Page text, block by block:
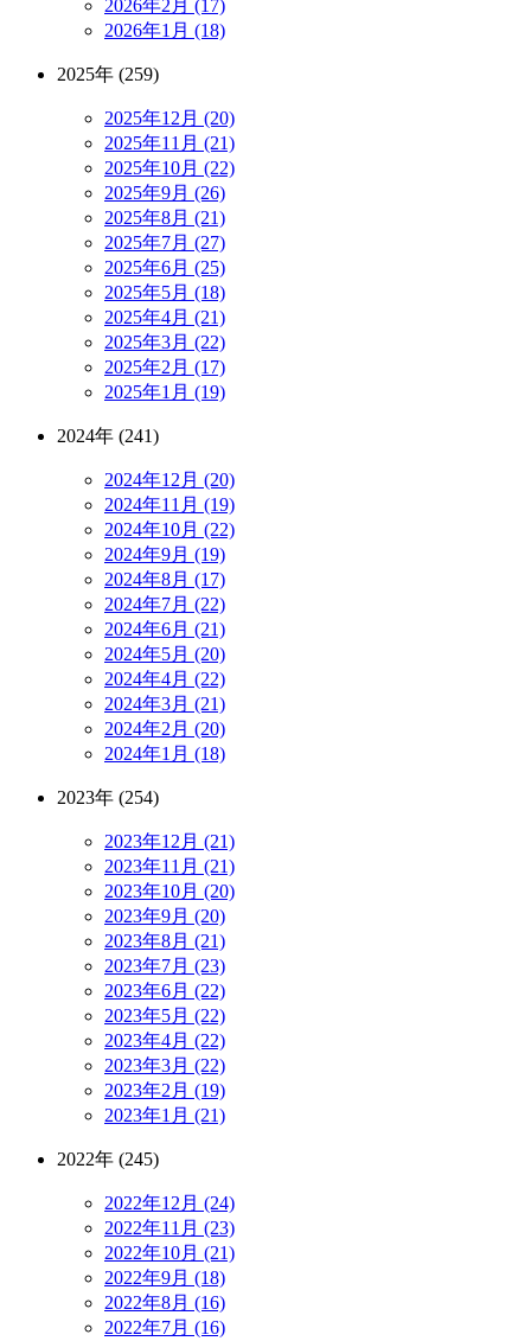
2026年2月 (17)
2026年1月 (18)
2025年 (259)
2025年12月 (20)
2025年11月 (21)
2025年10月 (22)
2025年9月 (26)
2025年8月 (21)
2025年7月 (27)
2025年6月 (25)
2025年5月 (18)
2025年4月 (21)
2025年3月 (22)
2025年2月 (17)
2025年1月 (19)
2024年 (241)
2024年12月 (20)
2024年11月 (19)
2024年10月 (22)
2024年9月 (19)
2024年8月 (17)
2024年7月 (22)
2024年6月 (21)
2024年5月 (20)
2024年4月 (22)
2024年3月 (21)
2024年2月 (20)
2024年1月 (18)
2023年 (254)
2023年12月 (21)
2023年11月 (21)
2023年10月 (20)
2023年9月 (20)
2023年8月 (21)
2023年7月 (23)
2023年6月 (22)
2023年5月 (22)
2023年4月 (22)
2023年3月 (22)
2023年2月 (19)
2023年1月 (21)
2022年 (245)
2022年12月 (24)
2022年11月 (23)
2022年10月 (21)
2022年9月 (18)
2022年8月 (16)
2022年7月 (16)